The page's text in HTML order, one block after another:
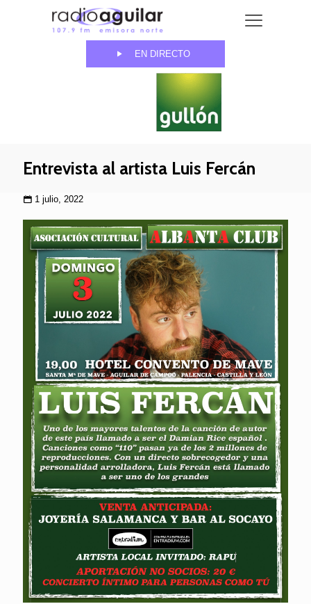
EN DIRECTO
Entrevista al artista Luis Fercán
1 julio, 2022